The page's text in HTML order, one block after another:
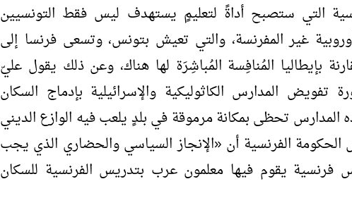
التي ستصبح أداةً لتعليمٍ يستهدف ليس فقط التونسيين
غير المفرنسة، والتي تعيش بتونس، وتسعى فرنسا إلى
بإيطاليا المُنافِسة المُباشِرَة لها هناك، وعن ذلك يقول عليّ
المدارس الكاثوليكية والإسرائيلية بإدماج السكان
المدارس تحظى بمكانة مرموقة في بلدٍ يلعب فيه الوازع الديني
الفرنسية أن «الإنجاز السياسي والحضاري الذي يجب
فرنسية يقوم فيها معلمون عرب بتدريس الفرنسية للسكان